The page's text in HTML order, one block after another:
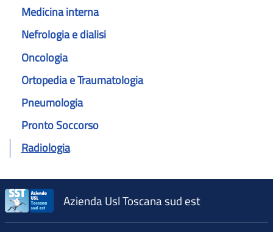
Medicina interna
Nefrologia e dialisi
Oncologia
Ortopedia e Traumatologia
Pneumologia
Pronto Soccorso
Radiologia
Azienda Usl Toscana sud est